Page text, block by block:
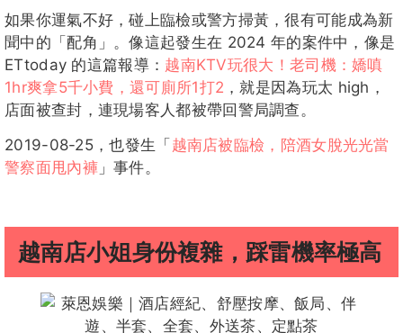
如果你運氣不好，碰上臨檢或警方掃黃，很有可能成為新
聞中的「配角」。像這起發生在 2024 年的案件中，像是
ETtoday 的這篇報導： 越南KTV玩很大！老司機：嬌嗔
1hr爽拿5千小費，還可廁所1打2 ，就是因為玩太 high，
店面被查封，連現場客人都被帶回警局調查。
2019-08-25，也發生「 越南店被臨檢，陪酒女脫光光當
警察面甩內褲」事件。
越南店小姐身份複雜，踩雷機率極高